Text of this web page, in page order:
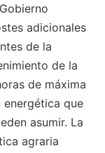
adicionales
de la
de la
de máxima
energética que
asumir. La
agraria